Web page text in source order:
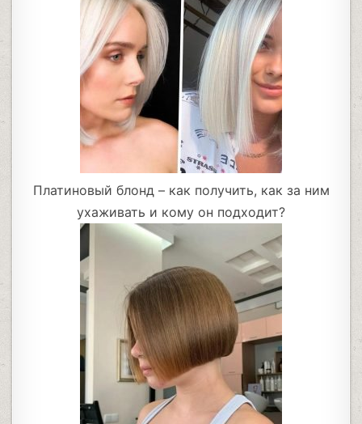
Платиновый блонд – как получить, как за ним
ухаживать и кому он подходит?